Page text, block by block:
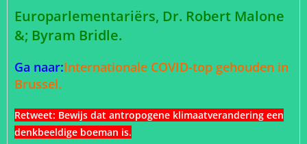
Europarlementariërs, Dr. Robert Malone
&; Byram Bridle.
Ga naar:Internationale COVID-top gehouden in
Brussel.
Retweet: Bewijs dat antropogene klimaatverandering een
denkbeeldige boeman is.